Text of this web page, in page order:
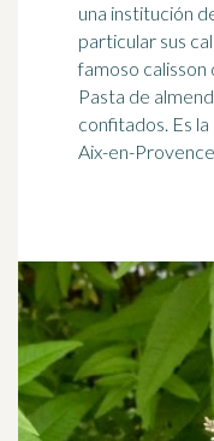
una institución
particular sus calissons. A tener
famoso calisson
Pasta de
confitados. Es